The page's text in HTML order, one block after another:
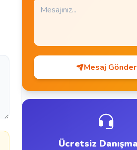
Mesaj Gönder
Ücretsiz